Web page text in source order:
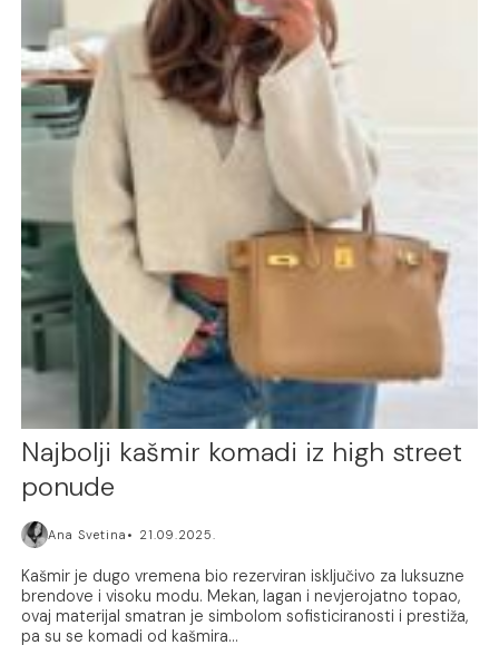
Najbolji kašmir komadi iz high street
ponude
Ana Svetina 21.09.2025.
Kašmir je dugo vremena bio rezerviran isključivo za luksuzne
brendove i visoku modu. Mekan, lagan i nevjerojatno topao,
ovaj materijal smatran je simbolom sofisticiranosti i prestiža,
pa su se komadi od kašmira...